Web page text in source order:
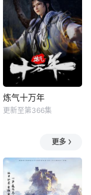
炼气十万年
更新至第366集
更多